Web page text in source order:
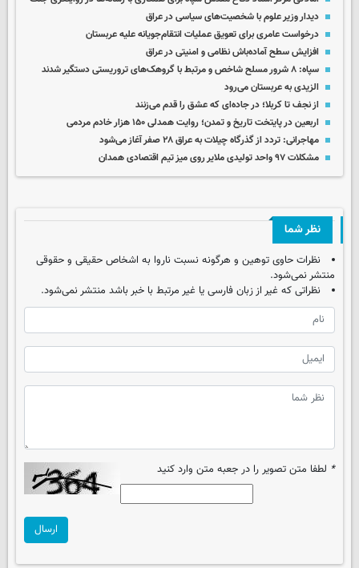
دیدار وزیر علوم با شخصیت‌های سیاسی در عراق
درخواست عامری برای تعویق عملیات انتقام‌جویانه علیه عربستان
افزایش سطح آماده‌باش نظامی و امنیتی در عراق
سپاه: ۸ شرور مسلح شاخص و مرتبط با گروهک‌های تروریستی دستگیر شدند
الزیدی به عربستان می‌رود
از نجف تا کربلا؛ در جاده‌ای که عشق را قدم می‌زنند
اربعین در پایتخت تاریخ و تمدن؛ روایت همدلی ۱۵۰ هزار خادم مردمی
مهاجرانی: تردد از گذرگاه چیلات به عراق ۲۸ صفر آغاز می‌شود
مشکلات ۹۷ واحد تولیدی ملایر روی میز تیم اقتصادی همدان
نظر شما
نظرات حاوی توهین و هرگونه نسبت ناروا به اشخاص حقیقی و حقوقی
منتشر نمی‌شود.
نظراتی که غیر از زبان فارسی یا غیر مرتبط با خبر باشد منتشر نمی‌شود.
* لطفا متن تصویر را در جعبه متن وارد کنید
ارسال